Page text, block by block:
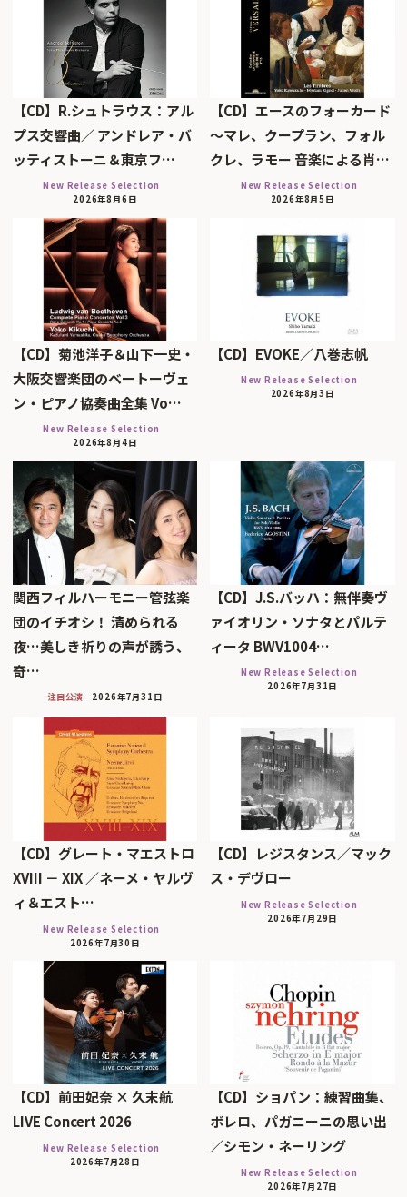
【CD】R.シュトラウス：アル
プス交響曲／ アンドレア・バ
ッティストーニ＆東京フ…
New Release Selection
2026年8月6日
【CD】エースのフォーカード
～マレ、クープラン、フォル
クレ、ラモー 音楽による肖…
New Release Selection
2026年8月5日
【CD】菊池洋子＆山下一史・
大阪交響楽団のベートーヴェ
ン・ピアノ協奏曲全集 Vo…
New Release Selection
2026年8月4日
【CD】EVOKE／八巻志帆
New Release Selection
2026年8月3日
関西フィルハーモニー管弦楽
団のイチオシ！ 清められる
夜…美しき祈りの声が誘う、
奇…
注目公演 2026年7月31日
【CD】J.S.バッハ：無伴奏ヴ
ァイオリン・ソナタとパルテ
ィータ BWV1004…
New Release Selection
2026年7月31日
【CD】グレート・マエストロ
XVIII － XIX ／ネーメ・ヤルヴ
ィ＆エスト…
New Release Selection
2026年7月30日
【CD】レジスタンス／マック
ス・デヴロー
New Release Selection
2026年7月29日
【CD】前田妃奈 × 久末航
LIVE Concert 2026
New Release Selection
2026年7月28日
【CD】ショパン：練習曲集、
ボレロ、パガニーニの思い出
／シモン・ネーリング
New Release Selection
2026年7月27日